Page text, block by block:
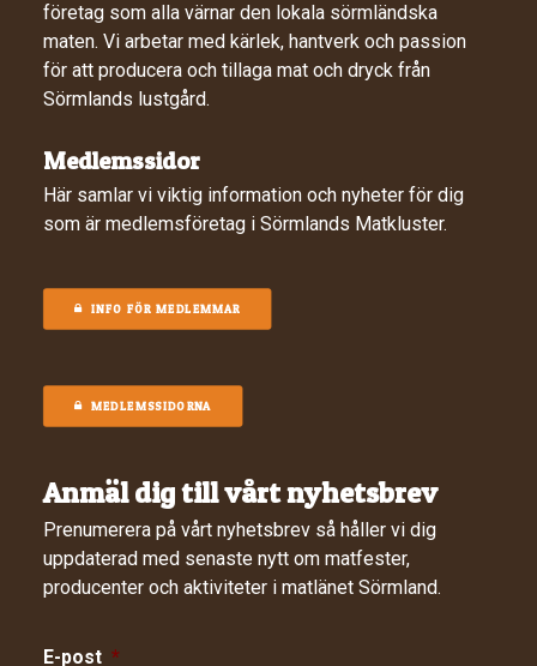
företag som alla värnar den lokala sörmländska
maten. Vi arbetar med kärlek, hantverk och passion
för att producera och tillaga mat och dryck från
Sörmlands lustgård.
Medlemssidor
Här samlar vi viktig information och nyheter för dig
som är medlemsföretag i Sörmlands Matkluster.
INFO FÖR MEDLEMMAR
MEDLEMSSIDORNA
Anmäl dig till vårt nyhetsbrev
Prenumerera på vårt nyhetsbrev så håller vi dig
uppdaterad med senaste nytt om matfester,
producenter och aktiviteter i matlänet Sörmland.
E-post *